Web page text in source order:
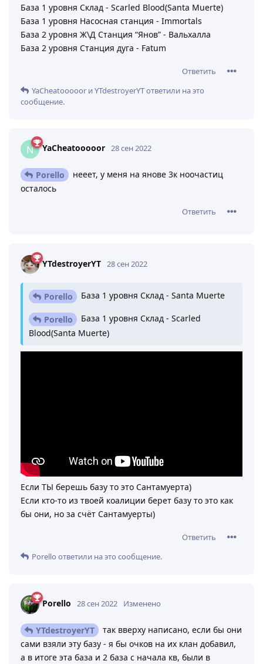
База 1 уровня Склад - Scarled Blood(Santa Muerte)
База 1 уровня Насосная станция - Immortals
База 2 уровня Ж\Д Станция “Янов” - Вальхалла
База 2 уровня Станция дуга - Fatum
Ответить
YaCheatooooor иYTdestroyerYTответили на это
сообщение.
YaCheatooooor 28 сен 2022
Porello
нееет, у меня на янове 3к ноочастиц
осталось
Ответить
YTdestroyerYT 28 сен 2022
Porello База 1 уровня Склад - Santa Muerte
Porello
База 1 уровня Склад - Scarled
Blood(Santa Muerte)
Если ТЫ берешь базу то это Сантамуерта)
Если кто-то из твоей коалиции берет базу то это как
бы они, но за счёт Сантамуерты)
Ответить
Porello ответили на это сообщение.
Porello 28 сен 2022 Изменено
YTdestroyerYT
так вверху написано, если бы они
сами взяли эту базу - я бы очков на их клан добавил,
а в итоге эта база и 2 база с начала кв, были в